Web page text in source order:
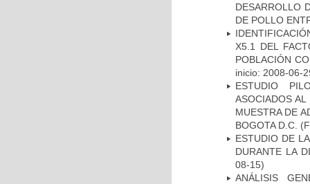
DESARROLLO
DE POLLO
X5.1 DEL
POBLACIÓN
inicio: 2008-06-
ESTUDIO
ASOCIADOS
MUESTRA DE
BOGOTA D.C.
ESTUDIO DE
DURANTE LA
08-15)
ANÁLISIS